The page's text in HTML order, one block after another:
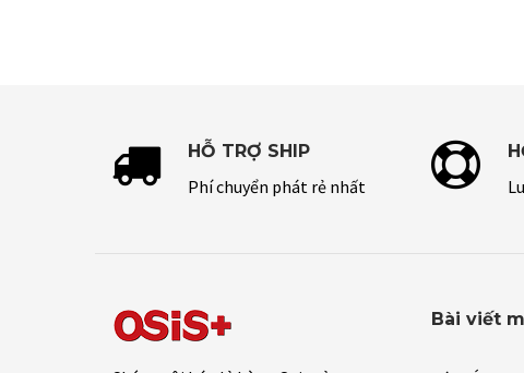
HỖ TRỢ SHIP
Phí chuyển phát rẻ nhất
Bài viết